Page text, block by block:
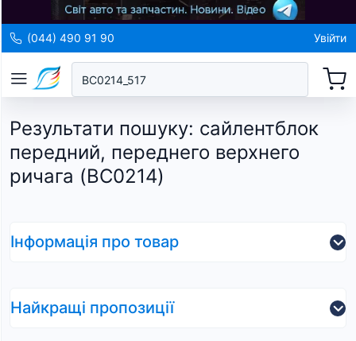
(044) 490 91 90 Увійти
Результати пошуку: сайлентблок
передний, переднего верхнего
ричага (BC0214)
Інформація про товар
Найкращі пропозиції